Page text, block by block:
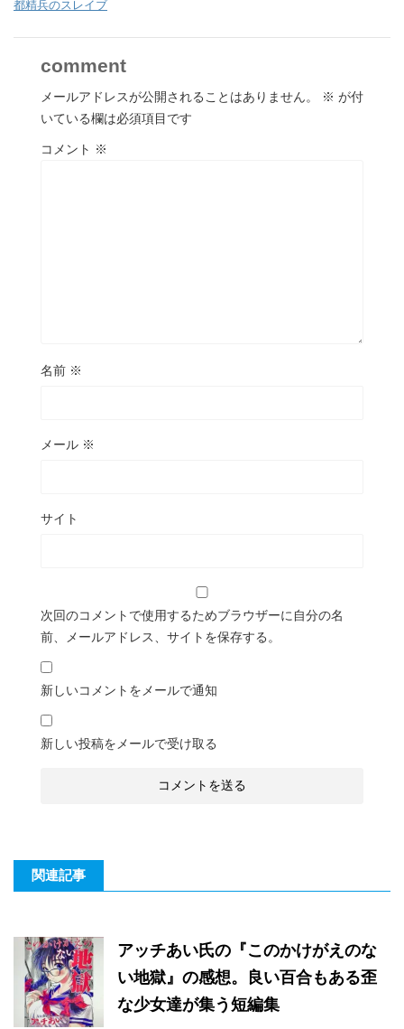
都精兵のスレイブ
comment
メールアドレスが公開されることはありません。 ※ が付
いている欄は必須項目です
コメント ※
名前 ※
メール ※
サイト
次回のコメントで使用するためブラウザーに自分の名
前、メールアドレス、サイトを保存する。
新しいコメントをメールで通知
新しい投稿をメールで受け取る
関連記事
アッチあい氏の『このかけがえのな
い地獄』の感想。良い百合もある歪
な少女達が集う短編集